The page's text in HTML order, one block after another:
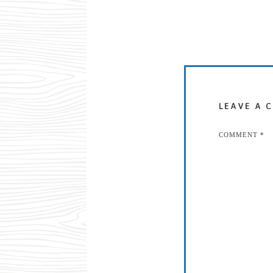
LEAVE A
COMMENT *